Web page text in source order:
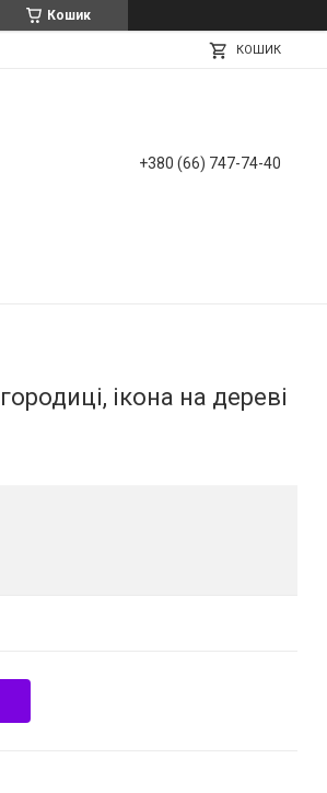
Кошик
КОШИК
+380 (66) 747-74-40
ікона на дереві